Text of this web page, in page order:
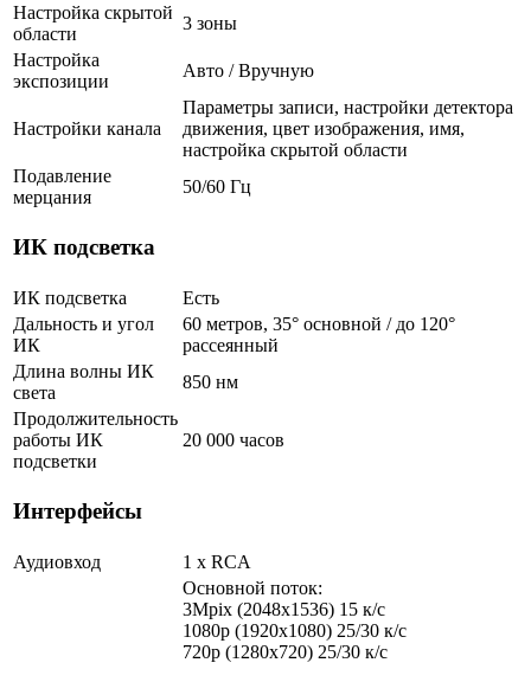
Настройка скрытой
области
3 зоны
Настройка
экспозиции
Авто / Вручную
Настройки канала
Параметры записи, настройки детектора
движения, цвет изображения, имя,
настройка скрытой области
Подавление
мерцания
50/60 Гц
ИК подсветка
ИК подсветка
Есть
Дальность и угол
ИК
60 метров, 35° основной / до 120°
рассеянный
Длина волны ИК
света
850 нм
Продолжительность
работы ИК
подсветки
20 000 часов
Интерфейсы
Аудиовход 1 х RCA
Основной поток:
3Mpix (2048x1536) 15 к/с
1080p (1920x1080) 25/30 к/с
720p (1280x720) 25/30 к/с